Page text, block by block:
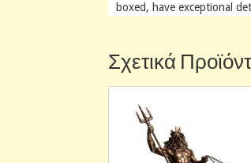
boxed, have exceptional
Σχετικά